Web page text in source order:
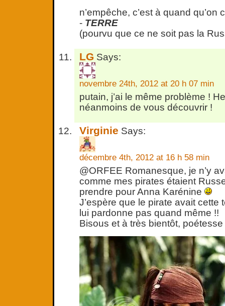
n’empêche, c’est à quand qu’on
- TERRE
(pourvu que ce ne soit pas la
LG Says:
novembre 24th, 2012 at 20 h 07 min
putain, j’ai le même problème !
néanmoins de vous découvrir !
Virginie Says:
décembre 4th, 2012 at 16 h 58 min
@ORFEE Romanesque, je n’y
comme mes pirates étaient
prendre pour Anna Karénine
J’espère que le pirate avait cette
lui pardonne pas quand même !!
Bisous et à très bientôt, poétesse